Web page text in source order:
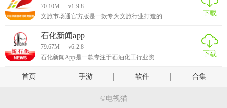
70.10M
v1.9.8
文旅市场通官方版是一款专为文旅行业打造的...
下载
石化新闻app
79.67M
v6.2.8
石化新闻App是一款专注于石油化工行业资...
下载
首页 手游 软件 合集
©电视猫